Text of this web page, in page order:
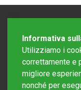
Informativa
Utilizziamo i
correttamente e
migliore
nonché per